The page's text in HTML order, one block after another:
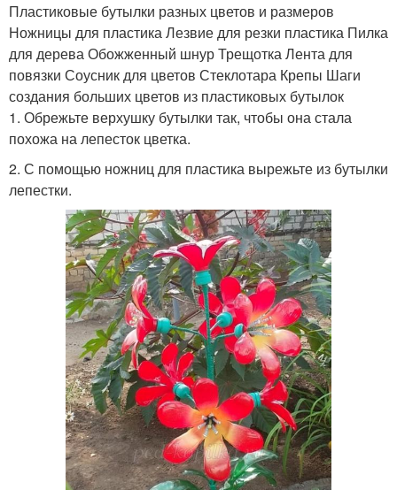
Пластиковые бутылки разных цветов и размеров
Ножницы для пластика Лезвие для резки пластика Пилка
для дерева Обожженный шнур Трещотка Лента для
повязки Соусник для цветов Стеклотара Крепы Шаги
создания больших цветов из пластиковых бутылок
1. Обрежьте верхушку бутылки так, чтобы она стала
похожа на лепесток цветка.
2. С помощью ножниц для пластика вырежьте из бутылки
лепестки.